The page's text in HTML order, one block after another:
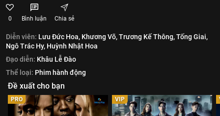
0 Bình luận Chia sẻ
Diễn viên: Lưu Đức Hoa, Khương Võ,Trương Kế Thông,Tống Giai,
Ngô Trác Hy, Huỳnh Nhật Hoa
Đạo diễn: Khâu Lễ Đào
Thể loại: Phim hành động
Đề xuất cho bạn
PRO VIP